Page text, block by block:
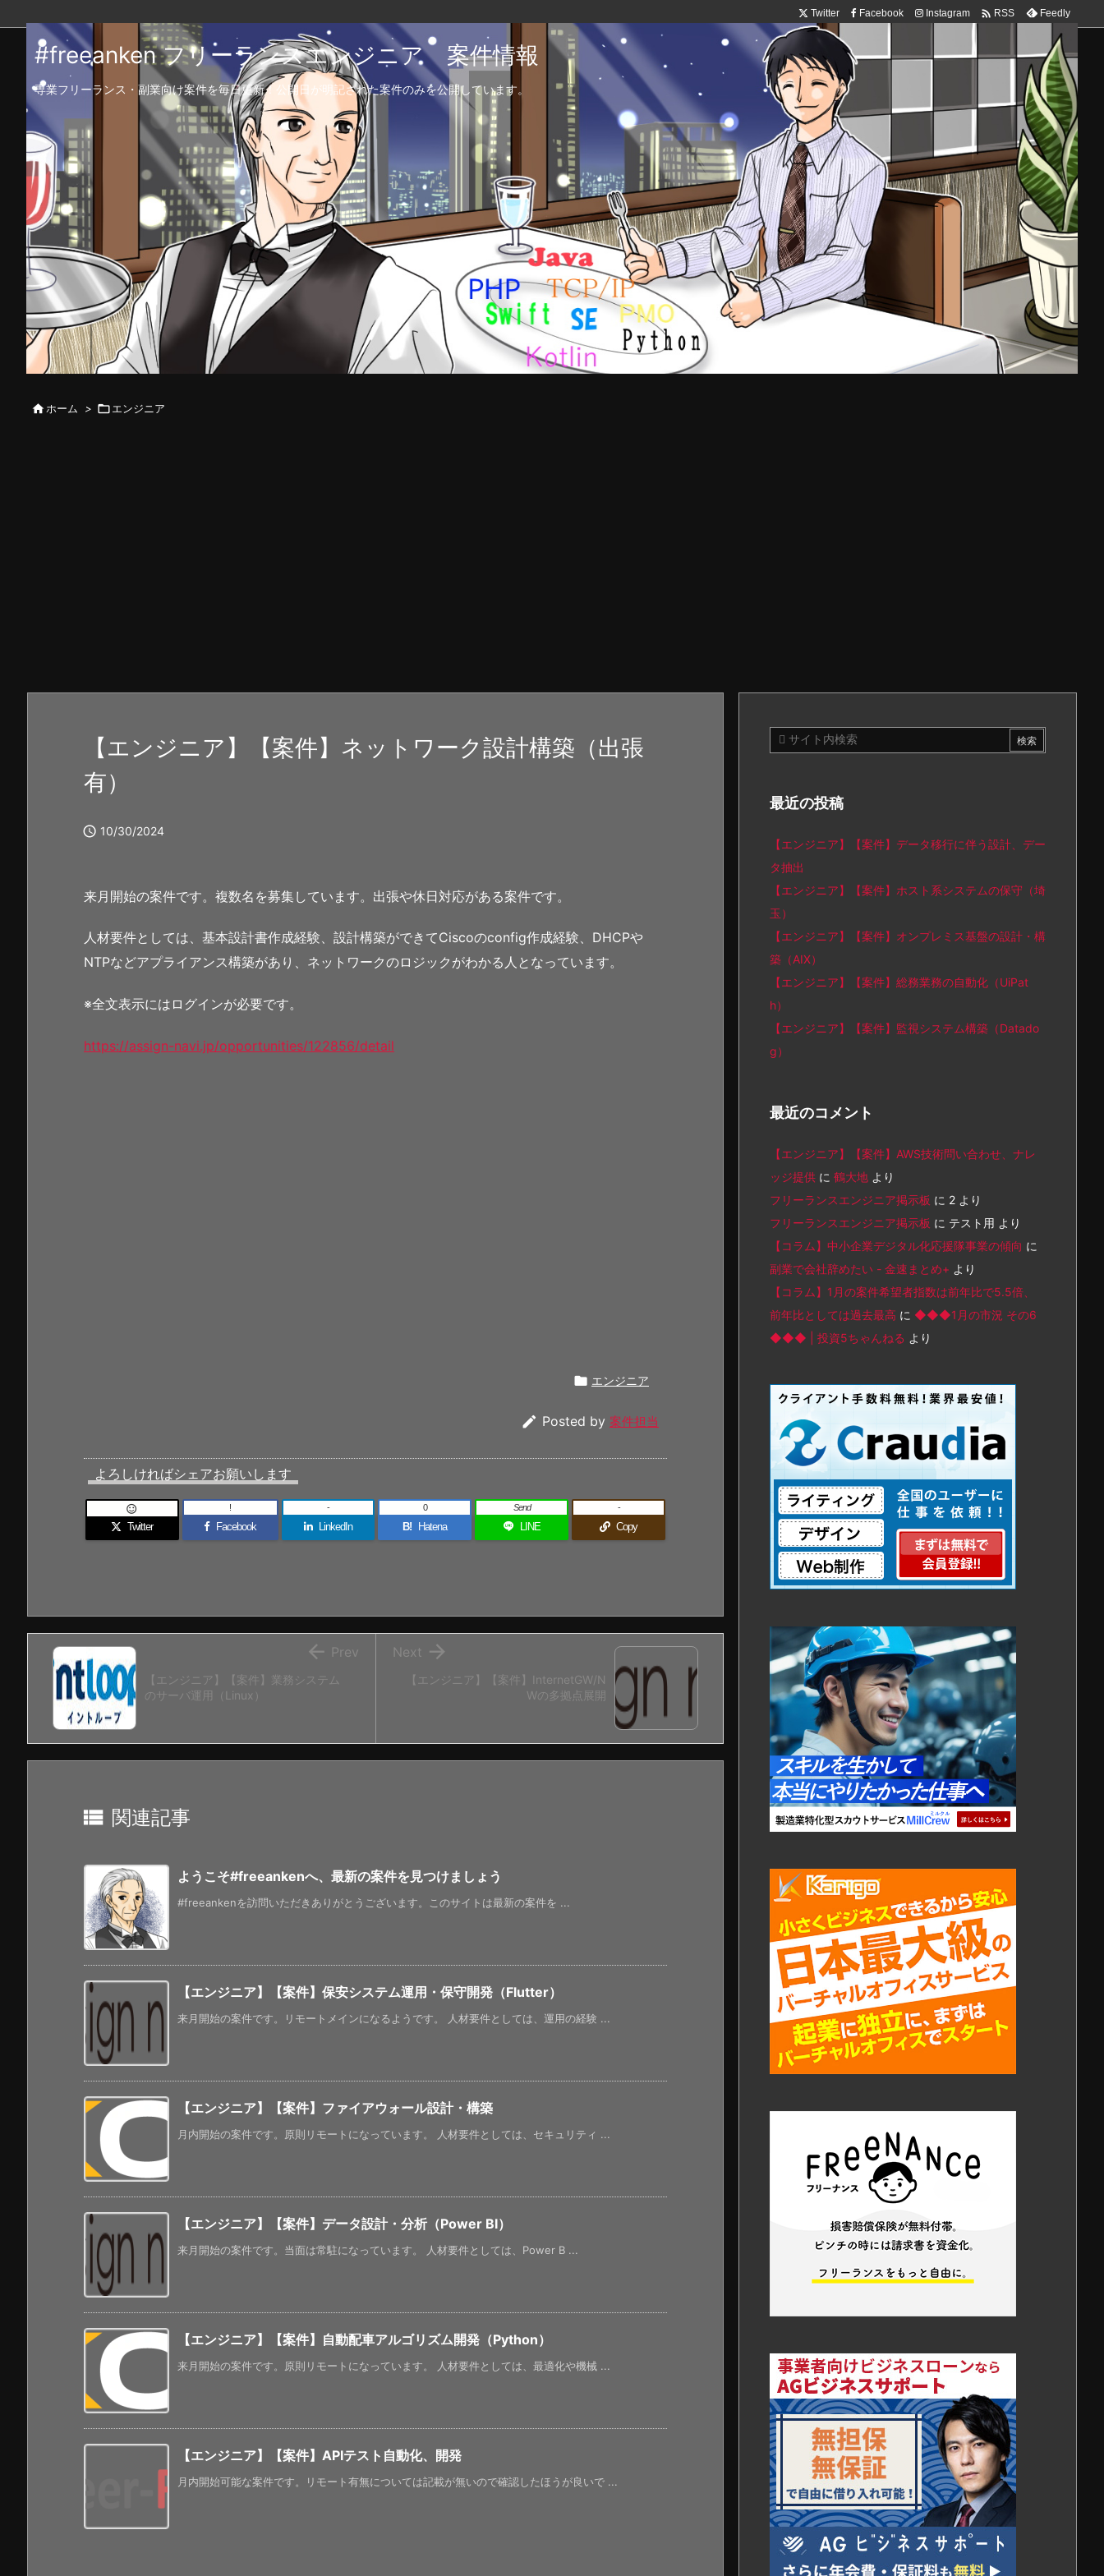
Twitter Facebook Instagram  RSS Feedly
#freeanken フリーランスエンジニア 案件情報
専業フリーランス・副業向け案件を毎日更新！公開日が明記された案件のみを公開しています。
 ホーム > エンジニア
【エンジニア】【案件】ネットワーク設計構築（出張
有）
 10/30/2024
来月開始の案件です。複数名を募集しています。出張や休日対応がある案件です。
人材要件としては、基本設計書作成経験、設計構築ができてCiscoのconfig作成経験、DHCPや
NTPなどアプライアンス構築があり、ネットワークのロジックがわかる人となっています。
※全文表示にはログインが必要です。
https://assign-navi.jp/opportunities/122856/detail
 エンジニア
 Posted by 案件担当
よろしければシェアお願いします
Twitter

Facebook
!
LinkedIn
-
B! Hatena
0
LINE
Send
Copy
-
【エンジニア】【案件】InternetGW/N
Wの多拠点展開

Next
【エンジニア】【案件】業務システム
のサーバ運用（Linux）
 Prev
 関連記事
ようこそ#freeankenへ、最新の案件を見つけましょう
#freeankenを訪問いただきありがとうございます。このサイトは最新の案件を ...
【エンジニア】【案件】保安システム運用・保守開発（Flutter）
来月開始の案件です。リモートメインになるようです。 人材要件としては、運用の経験 ...
【エンジニア】【案件】ファイアウォール設計・構築
月内開始の案件です。原則リモートになっています。 人材要件としては、セキュリティ ...
【エンジニア】【案件】データ設計・分析（Power BI）
来月開始の案件です。当面は常駐になっています。 人材要件としては、Power B ...
【エンジニア】【案件】自動配車アルゴリズム開発（Python）
来月開始の案件です。原則リモートになっています。 人材要件としては、最適化や機械 ...
【エンジニア】【案件】APIテスト自動化、開発
月内開始可能な案件です。リモート有無については記載が無いので確認したほうが良いで ...
最近の投稿
【エンジニア】【案件】データ移行に伴う設計、デー
タ抽出
【エンジニア】【案件】ホスト系システムの保守（埼
玉）
【エンジニア】【案件】オンプレミス基盤の設計・構
築（AIX）
【エンジニア】【案件】総務業務の自動化（UiPat
h）
【エンジニア】【案件】監視システム構築（Datado
g）
最近のコメント
【エンジニア】【案件】AWS技術問い合わせ、ナレ
ッジ提供 に 鶴大地 より
フリーランスエンジニア掲示板 に 2 より
フリーランスエンジニア掲示板 に テスト用 より
【コラム】中小企業デジタル化応援隊事業の傾向 に
副業で会社辞めたい - 金速まとめ+ より
【コラム】1月の案件希望者指数は前年比で5.5倍、
前年比としては過去最高 に ◆◆◆1月の市況 その6
◆◆◆ | 投資5ちゃんねる より